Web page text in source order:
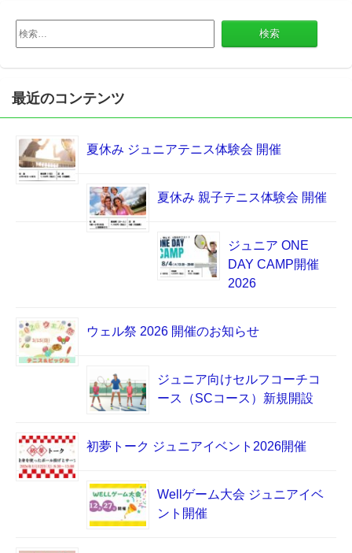
検
索:
最近のコンテンツ
夏休み ジュニアテニス体験会 開催
夏休み 親子テニス体験会 開催
ジュニア ONE
DAY CAMP開催
2026
ウェル祭 2026 開催のお知らせ
ジュニア向けセルフコーチコ
ース（SCコース）新規開設
初夢トーク ジュニアイベント2026開催
Wellゲーム大会 ジュニアイベ
ント開催